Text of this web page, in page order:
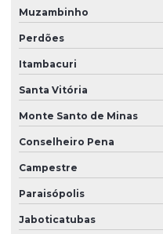
Muzambinho
Perdões
Itambacuri
Santa Vitória
Monte Santo de Minas
Conselheiro Pena
Campestre
Paraisópolis
Jaboticatubas